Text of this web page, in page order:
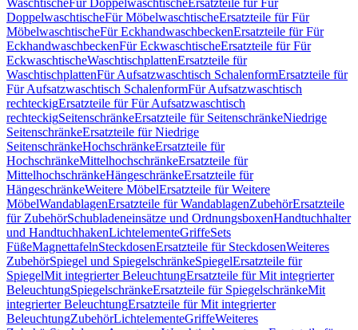
WaschtischeFür DoppelwaschtischeErsatzteile für Für
DoppelwaschtischeFür MöbelwaschtischeErsatzteile für Für
MöbelwaschtischeFür EckhandwaschbeckenErsatzteile für Für
EckhandwaschbeckenFür EckwaschtischeErsatzteile für Für
EckwaschtischeWaschtischplattenErsatzteile für
WaschtischplattenFür Aufsatzwaschtisch SchalenformErsatzteile für
Für Aufsatzwaschtisch SchalenformFür Aufsatzwaschtisch
rechteckigErsatzteile für Für Aufsatzwaschtisch
rechteckigSeitenschränkeErsatzteile für SeitenschränkeNiedrige
SeitenschränkeErsatzteile für Niedrige
SeitenschränkeHochschränkeErsatzteile für
HochschränkeMittelhochschränkeErsatzteile für
MittelhochschränkeHängeschränkeErsatzteile für
HängeschränkeWeitere MöbelErsatzteile für Weitere
MöbelWandablagenErsatzteile für WandablagenZubehörErsatzteile
für ZubehörSchubladeneinsätze und OrdnungsboxenHandtuchhalter
und HandtuchhakenLichtelementeGriffeSets
FüßeMagnettafelnSteckdosenErsatzteile für SteckdosenWeiteres
ZubehörSpiegel und SpiegelschränkeSpiegelErsatzteile für
SpiegelMit integrierter BeleuchtungErsatzteile für Mit integrierter
BeleuchtungSpiegelschränkeErsatzteile für SpiegelschränkeMit
integrierter BeleuchtungErsatzteile für Mit integrierter
BeleuchtungZubehörLichtelementeGriffeWeiteres